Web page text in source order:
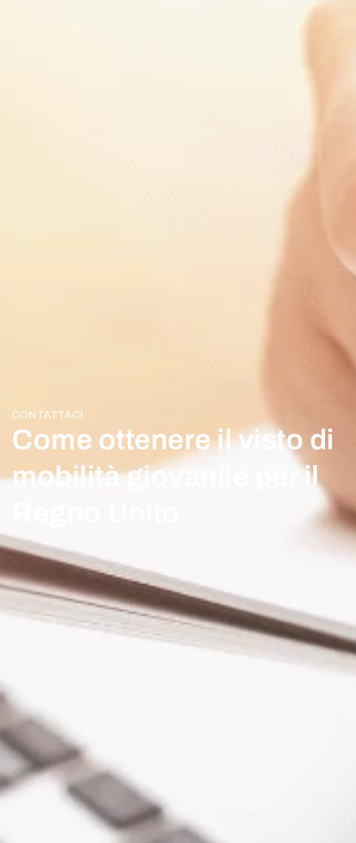
CONTATTACI
Come ottenere il visto di
mobilità giovanile per il